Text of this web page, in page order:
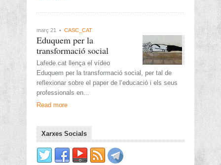
març 21 • CASC_CAT
Eduquem per la
transformació social
Lafede.cat llença el vídeo
Eduquem per la transformació social, per tal de
reflexionar sobre el paper de l’educació i els seus
professionals en...
Read more
Xarxes Socials